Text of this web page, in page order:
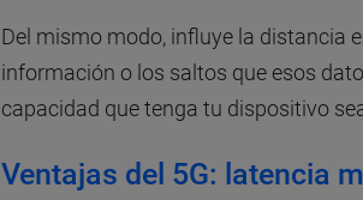
Del mismo modo, influye la distancia
información o los saltos que esos
capacidad que tenga tu dispositivo
Ventajas del 5G: latencia